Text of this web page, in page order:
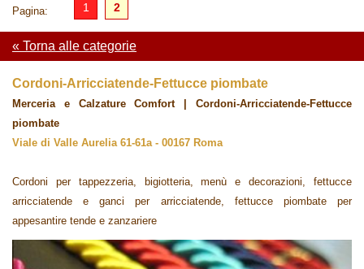
Pagina: 1 2
« Torna alle categorie
Cordoni-Arricciatende-Fettucce piombate
Merceria e Calzature Comfort | Cordoni-Arricciatende-Fettucce
piombate
Viale di Valle Aurelia 61-61a - 00167 Roma
Cordoni per tappezzeria, bigiotteria, menù e decorazioni, fettucce
arricciatende e ganci per arricciatende, fettucce piombate per
appesantire tende e zanzariere